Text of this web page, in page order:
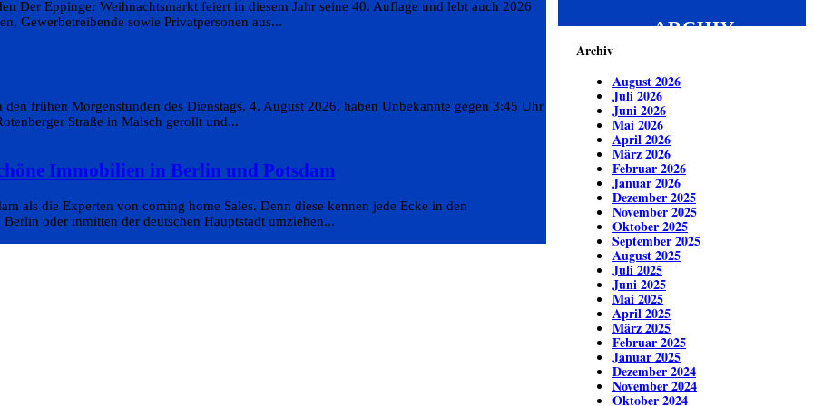
Der Eppinger Weihnachtsmarkt feiert in diesem Jahr seine 40. Auflage und lebt auch 2026
Gewerbetreibende sowie Privatpersonen aus...
frühen Morgenstunden des Dienstags, 4. August 2026, haben Unbekannte gegen 3:45 Uhr
Straße in Malsch gerollt und...
Immobilien in Berlin und Potsdam
als die Experten von coming home Sales. Denn diese kennen jede Ecke in den
oder inmitten der deutschen Hauptstadt umziehen...
ARCHIV
Archiv
August 2026
Juli 2026
Juni 2026
Mai 2026
April 2026
März 2026
Februar 2026
Januar 2026
Dezember 2025
November 2025
Oktober 2025
September 2025
August 2025
Juli 2025
Juni 2025
Mai 2025
April 2025
März 2025
Februar 2025
Januar 2025
Dezember 2024
November 2024
Oktober 2024